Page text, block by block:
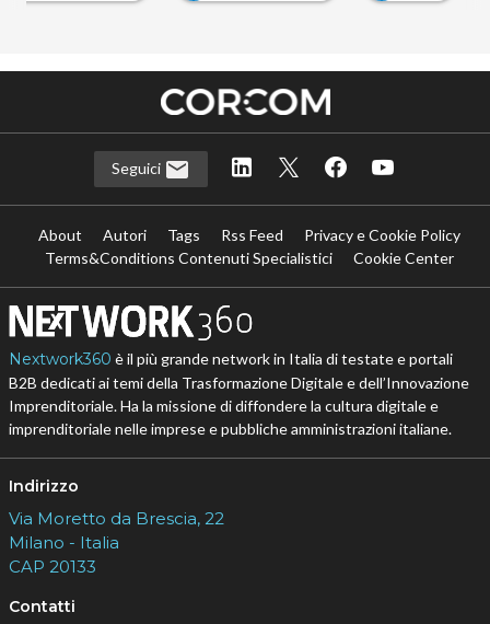
Seguici
About Autori Tags Rss Feed
Privacy e Cookie Policy
Terms&Conditions Contenuti Specialistici
Cookie Center
Nextwork360 è il più grande network in Italia di testate e portali
B2B dedicati ai temi della Trasformazione Digitale e dell’Innovazione
Imprenditoriale. Ha la missione di diffondere la cultura digitale e
imprenditoriale nelle imprese e pubbliche amministrazioni italiane.
Indirizzo
Via Moretto da Brescia, 22
Milano - Italia
CAP 20133
Contatti